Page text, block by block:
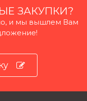
ЗАКУПКИ?
и мы вышлем Вам